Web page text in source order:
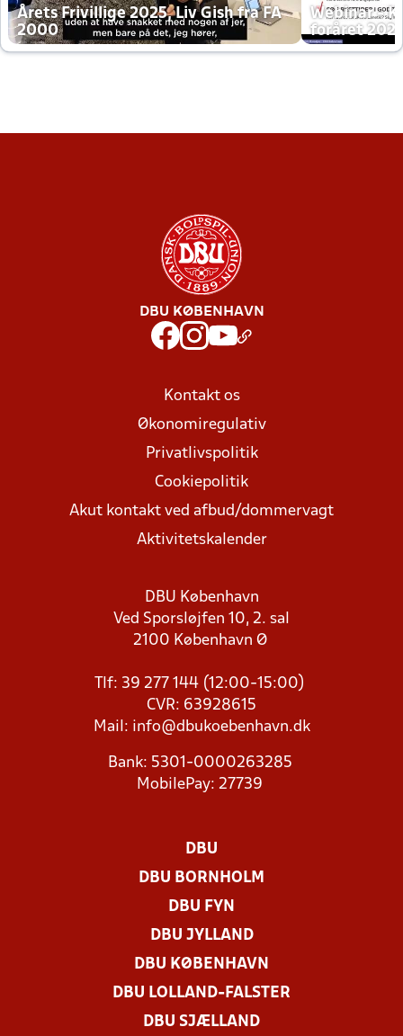
Årets Frivillige 2025, Liv Gish fra FA
2000
Webinar -
foråret
DBU KØBENHAVN
Kontakt os
Økonomiregulativ
Privatlivspolitik
Cookiepolitik
Akut kontakt ved afbud/dommervagt
Aktivitetskalender
DBU København
Ved Sporsløjfen 10, 2. sal
2100 København Ø
Tlf: 39 277 144 (12:00-15:00)
CVR: 63928615
Mail: info@dbukoebenhavn.dk
Bank: 5301-0000263285
MobilePay: 27739
DBU
DBU BORNHOLM
DBU FYN
DBU JYLLAND
DBU KØBENHAVN
DBU LOLLAND-FALSTER
DBU SJÆLLAND